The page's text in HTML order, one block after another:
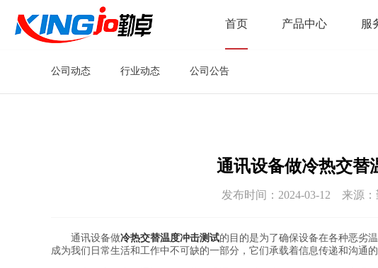
首页 产品中心 服
公司动态 行业动态 公司公告
通讯设备做冷热交替
发布时间：2024-03-12 来源
通讯设备做冷热交替温度冲击测试的目的是为了确保设备在各种恶劣
成为我们日常生活和工作中不可缺的一部分，它们承载着信息传递和沟通